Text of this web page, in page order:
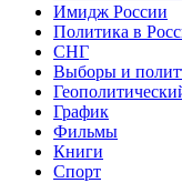
Имидж России
Политика в
СНГ
Выборы и
График
Фильмы
Книги
Спорт